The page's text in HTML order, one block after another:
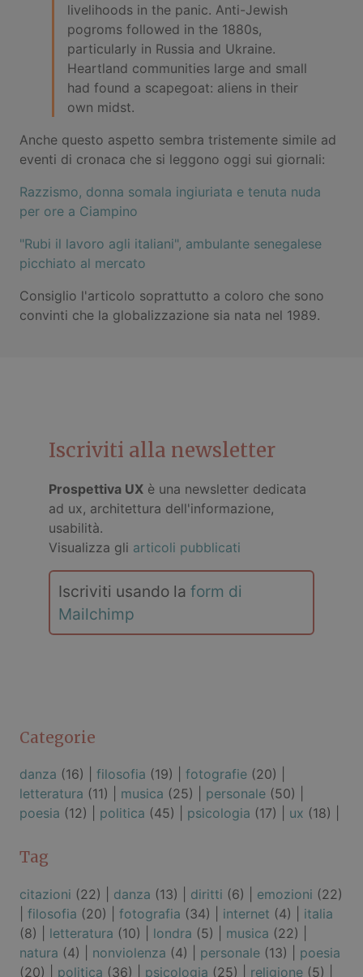
livelihoods in the panic. Anti-Jewish
pogroms followed in the 1880s,
particularly in Russia and Ukraine.
Heartland communities large and small
had found a scapegoat: aliens in their
own midst.
Anche questo aspetto sembra tristemente simile ad
eventi di cronaca che si leggono oggi sui giornali:
Razzismo, donna somala ingiuriata e tenuta nuda
per ore a Ciampino
"Rubi il lavoro agli italiani", ambulante senegalese
picchiato al mercato
Consiglio l'articolo soprattutto a coloro che sono
convinti che la globalizzazione sia nata nel 1989.
Iscriviti alla newsletter
Prospettiva UX è una newsletter dedicata
ad ux, architettura dell'informazione,
usabilità.
Visualizza gli articoli pubblicati
Iscriviti usando la form di
Mailchimp
Categorie
danza (16) | filosofia (19) | fotografie (20) |
letteratura (11) | musica (25) | personale (50) |
poesia (12) | politica (45) | psicologia (17) | ux (18) |
Tag
citazioni (22) | danza (13) | diritti (6) | emozioni (22)
filosofia (20) | fotografia (34) | internet (4) | italia
(8) | letteratura (10) | londra (5) | musica (22) |
natura (4) | nonviolenza (4) | personale (13) | poesia
(20) | politica (36) | psicologia (25) | religione (5) |